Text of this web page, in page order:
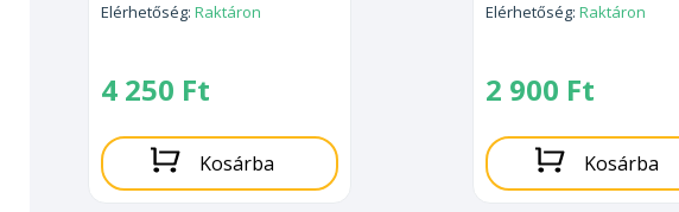
Elérhetőség: Raktáron
4 250 Ft
Kosárba
Elérhetőség: Raktáron
2 900 Ft
Kosárba